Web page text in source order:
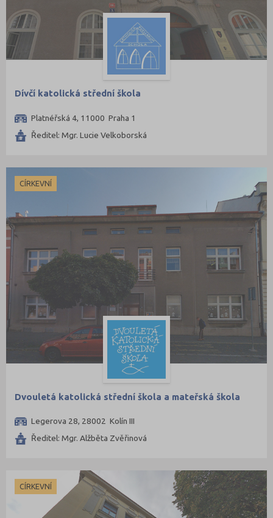
Dívčí katolická střední škola
Platnéřská 4, 11000 Praha 1
Ředitel: Mgr. Lucie Velkoborská
CÍRKEVNÍ
Dvouletá katolická střední škola a mateřská škola
Legerova 28, 28002 Kolín III
Ředitel: Mgr. Alžběta Zvěřinová
CÍRKEVNÍ